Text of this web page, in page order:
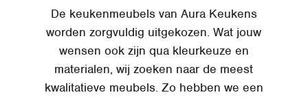
De keukenmeubels van Aura Keukens
worden zorgvuldig uitgekozen. Wat jouw
wensen ook zijn qua kleurkeuze en
materialen, wij zoeken naar de meest
kwalitatieve meubels. Zo hebben we een